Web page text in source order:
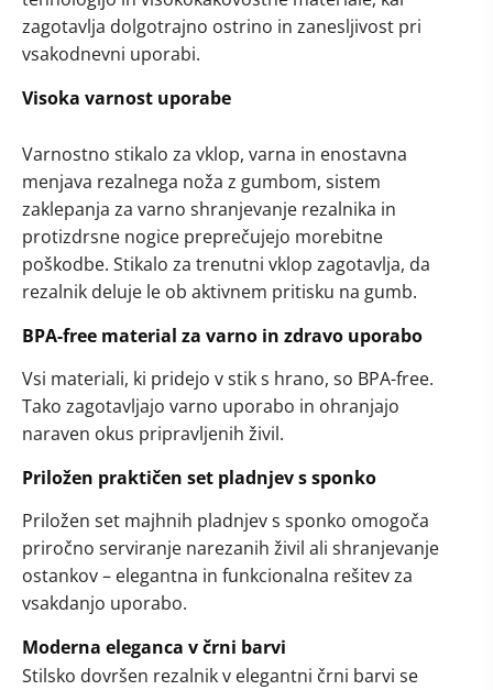
zagotavlja dolgotrajno ostrino in zanesljivost pri
vsakodnevni uporabi.​
Visoka varnost uporabe
Varnostno stikalo za vklop, varna in enostavna
menjava rezalnega noža z gumbom, sistem
zaklepanja za varno shranjevanje rezalnika in
protizdrsne nogice preprečujejo morebitne
poškodbe. Stikalo za trenutni vklop zagotavlja, da
rezalnik deluje le ob aktivnem pritisku na gumb.
BPA-free material za varno in zdravo uporabo
Vsi materiali, ki pridejo v stik s hrano, so BPA-free.
Tako zagotavljajo varno uporabo in ohranjajo
naraven okus pripravljenih živil.
Priložen praktičen set pladnjev s sponko
Priložen set majhnih pladnjev s sponko omogoča
priročno serviranje narezanih živil ali shranjevanje
ostankov – elegantna in funkcionalna rešitev za
vsakdanjo uporabo.
Moderna eleganca v črni barvi
Stilsko dovršen rezalnik v elegantni črni barvi se